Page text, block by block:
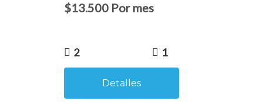
$13.500 Por mes
2 1
Detalles